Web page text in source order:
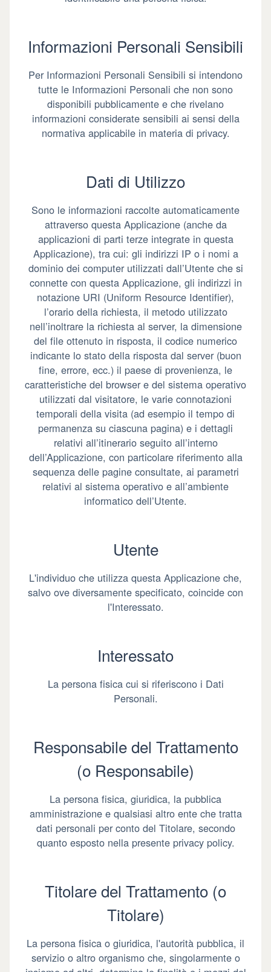
Informazioni Personali Sensibili
Per Informazioni Personali Sensibili si intendono
tutte le Informazioni Personali che non sono
disponibili pubblicamente e che rivelano
informazioni considerate sensibili ai sensi della
normativa applicabile in materia di privacy.
Dati di Utilizzo
Sono le informazioni raccolte automaticamente
attraverso questa Applicazione (anche da
applicazioni di parti terze integrate in questa
Applicazione), tra cui: gli indirizzi IP o i nomi a
dominio dei computer utilizzati dall’Utente che si
connette con questa Applicazione, gli indirizzi in
notazione URI (Uniform Resource Identifier),
l’orario della richiesta, il metodo utilizzato
nell’inoltrare la richiesta al server, la dimensione
del file ottenuto in risposta, il codice numerico
indicante lo stato della risposta dal server (buon
fine, errore, ecc.) il paese di provenienza, le
caratteristiche del browser e del sistema operativo
utilizzati dal visitatore, le varie connotazioni
temporali della visita (ad esempio il tempo di
permanenza su ciascuna pagina) e i dettagli
relativi all’itinerario seguito all’interno
dell’Applicazione, con particolare riferimento alla
sequenza delle pagine consultate, ai parametri
relativi al sistema operativo e all’ambiente
informatico dell’Utente.
Utente
L'individuo che utilizza questa Applicazione che,
salvo ove diversamente specificato, coincide con
l'Interessato.
Interessato
La persona fisica cui si riferiscono i Dati
Personali.
Responsabile del Trattamento
(o Responsabile)
La persona fisica, giuridica, la pubblica
amministrazione e qualsiasi altro ente che tratta
dati personali per conto del Titolare, secondo
quanto esposto nella presente privacy policy.
Titolare del Trattamento (o
Titolare)
La persona fisica o giuridica, l'autorità pubblica, il
servizio o altro organismo che, singolarmente o